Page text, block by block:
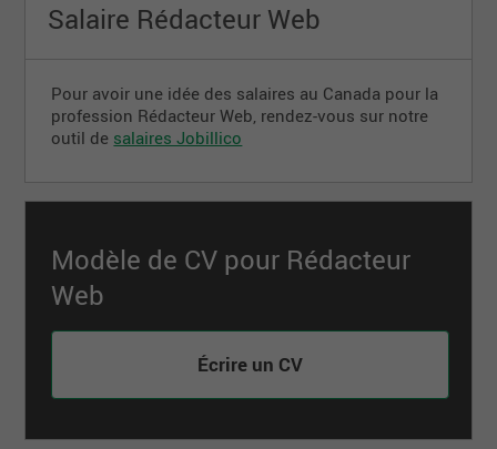
Salaire Rédacteur Web
Pour avoir une idée des salaires au Canada pour la
profession Rédacteur Web, rendez-vous sur notre
outil de salaires Jobillico
Modèle de CV pour Rédacteur
Web
Écrire un CV